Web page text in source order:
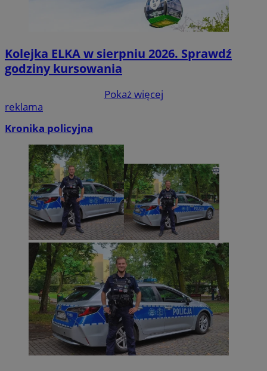
Kolejka ELKA w sierpniu 2026. Sprawdź
godziny kursowania
Pokaż więcej
reklama
Kronika policyjna